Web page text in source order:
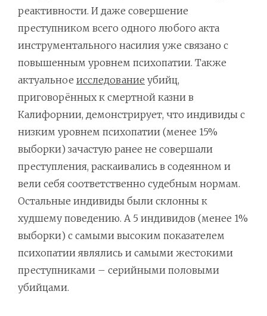
реактивности. И даже совершение
преступником всего одного любого акта
инструментального насилия уже связано с
повышенным уровнем психопатии. Также
актуальное исследование убийц,
приговорённых к смертной казни в
Калифорнии, демонстрирует, что индивиды с
низким уровнем психопатии (менее 15%
выборки) зачастую ранее не совершали
преступления, раскаивались в содеянном и
вели себя соответственно судебным нормам.
Остальные индивиды были склонны к
худшему поведению. А 5 индивидов (менее 1%
выборки) с самыми высоким показателем
психопатии являлись и самыми жестокими
преступниками – серийными половыми
убийцами.